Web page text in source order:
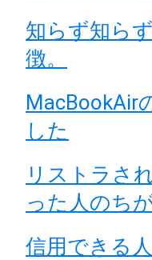
知らず知ら
徴。
MacBookAir
した
リストラさ
った人のち
信用できる